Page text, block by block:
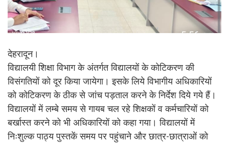
देहरादून।
विद्यालयी शिक्षा विभाग के अंतर्गत विद्यालयों के कोटिकरण की
विसंगतियों को दूर किया जायेगा। इसके लिये विभागीय अधिकारियों
को कोटिकरण के ठीक से जांच पड़ताल करने के निर्देश दिये गये हैं।
विद्यालयों में लम्बे समय से गायब चल रहे शिक्षकों व कर्मचारियों को
बर्खास्त करने को भी अधिकारियों को कहा गया। विद्यालयों में
निःशुल्क पाठ्य पुस्तकें समय पर पहुंचाने और छात्र-छात्राओं को